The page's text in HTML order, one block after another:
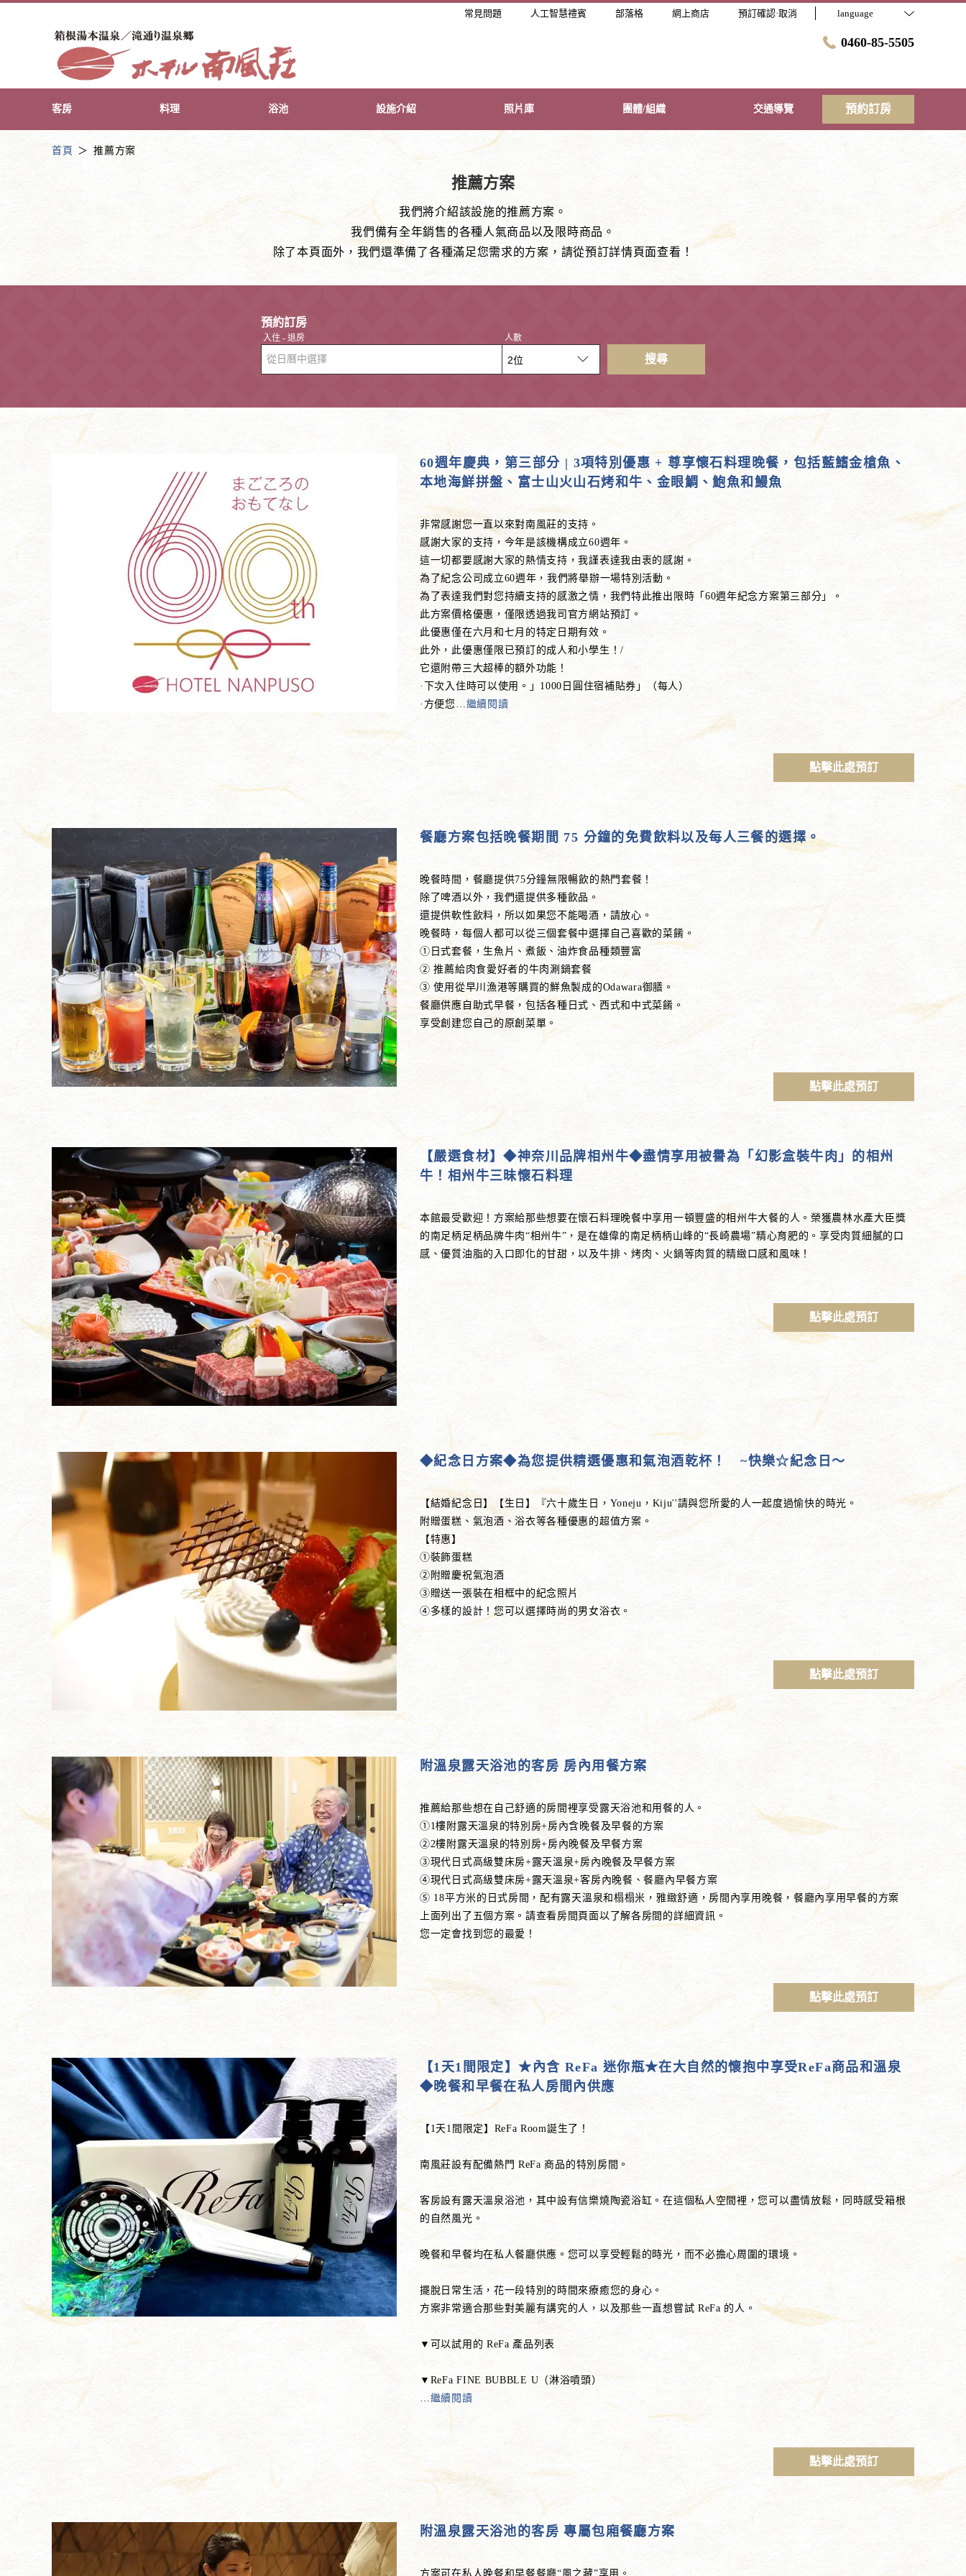
常見問題 人工智慧禮賓 部落格 網上商店 預訂確認·取消 language
0460-85-5505
客房 料理 浴池 設施介紹 照片庫 團體/組織 交通導覽 預約訂房
首頁 推薦方案
推薦方案
我們將介紹該設施的推薦方案。
我們備有全年銷售的各種人氣商品以及限時商品。
除了本頁面外，我們還準備了各種滿足您需求的方案，請從預訂詳情頁面查看！
預約訂房
入住 - 退房
從日曆中選擇
人數
搜尋
60週年慶典，第三部分 | 3項特別優惠 + 尊享懷石料理晚餐，包括藍鰭金槍魚、
本地海鮮拼盤、富士山火山石烤和牛、金眼鯛、鮑魚和鰻魚
非常感謝您一直以來對南風莊的支持。
感謝大家的支持，今年是該機構成立60週年。
這一切都要感謝大家的熱情支持，我謹表達我由衷的感謝。
為了紀念公司成立60週年，我們將舉辦一場特別活動。
為了表達我們對您持續支持的感激之情，我們特此推出限時「60週年紀念方案第三部分」。
此方案價格優惠，僅限透過我司官方網站預訂。
此優惠僅在六月和七月的特定日期有效。
此外，此優惠僅限已預訂的成人和小學生！/
它還附帶三大超棒的額外功能！
·下次入住時可以使用。」1000日圓住宿補貼券」（每人）
·方便您 …繼續閱讀
點擊此處預訂
餐廳方案包括晚餐期間 75 分鐘的免費飲料以及每人三餐的選擇。
晚餐時間，餐廳提供75分鐘無限暢飲的熱門套餐！
除了啤酒以外，我們還提供多種飲品。
還提供軟性飲料，所以如果您不能喝酒，請放心。
晚餐時，每個人都可以從三個套餐中選擇自己喜歡的菜餚。
①日式套餐，生魚片、煮飯、油炸食品種類豐富
② 推薦給肉食愛好者的牛肉涮鍋套餐
③ 使用從早川漁港等購買的鮮魚製成的Odawara御膳。
餐廳供應自助式早餐，包括各種日式、西式和中式菜餚。
享受創建您自己的原創菜單。
點擊此處預訂
【嚴選食材】◆神奈川品牌相州牛◆盡情享用被譽為「幻影盒裝牛肉」的相州
牛！相州牛三昧懷石料理
本館最受歡迎！方案給那些想要在懷石料理晚餐中享用一頓豐盛的相州牛大餐的人。榮獲農林水產大臣獎
的南足柄足柄品牌牛肉“相州牛”，是在雄偉的南足柄柄山峰的“長崎農場”精心育肥的。享受肉質細膩的口
感、優質油脂的入口即化的甘甜，以及牛排、烤肉、火鍋等肉質的精緻口感和風味！
點擊此處預訂
◆紀念日方案◆為您提供精選優惠和氣泡酒乾杯！ ~快樂☆紀念日～
【結婚紀念日】【生日】『六十歲生日，Yoneju，Kiju''請與您所愛的人一起度過愉快的時光。
附贈蛋糕、氣泡酒、浴衣等各種優惠的超值方案。
【特惠】
①裝飾蛋糕
②附贈慶祝氣泡酒
③贈送一張裝在相框中的紀念照片
④多樣的設計！您可以選擇時尚的男女浴衣。
點擊此處預訂
附溫泉露天浴池的客房 房內用餐方案
推薦給那些想在自己舒適的房間裡享受露天浴池和用餐的人。
①1樓附露天溫泉的特別房+房內含晚餐及早餐的方案
②2樓附露天溫泉的特別房+房內晚餐及早餐方案
③現代日式高級雙床房+露天溫泉+房內晚餐及早餐方案
④現代日式高級雙床房+露天溫泉+客房內晚餐、餐廳內早餐方案
⑤ 18平方米的日式房間，配有露天溫泉和榻榻米，雅緻舒適，房間內享用晚餐，餐廳內享用早餐的方案
上面列出了五個方案。請查看房間頁面以了解各房間的詳細資訊。
您一定會找到您的最愛！
點擊此處預訂
【1天1間限定】★內含 ReFa 迷你瓶★在大自然的懷抱中享受ReFa商品和溫泉
◆晚餐和早餐在私人房間內供應
【1天1間限定】ReFa Room誕生了！
南風莊設有配備熱門 ReFa 商品的特別房間。
客房設有露天溫泉浴池，其中設有信樂燒陶瓷浴缸。在這個私人空間裡，您可以盡情放鬆，同時感受箱根
的自然風光。
晚餐和早餐均在私人餐廳供應。您可以享受輕鬆的時光，而不必擔心周圍的環境。
擺脫日常生活，花一段特別的時間來療癒您的身心。
方案非常適合那些對美麗有講究的人，以及那些一直想嘗試 ReFa 的人。
▼可以試用的 ReFa 產品列表
▼ReFa FINE BUBBLE U（淋浴噴頭）
…繼續閱讀
點擊此處預訂
附溫泉露天浴池的客房 專屬包廂餐廳方案
方案可在私人晚餐和早餐餐廳“風之藏”享用。